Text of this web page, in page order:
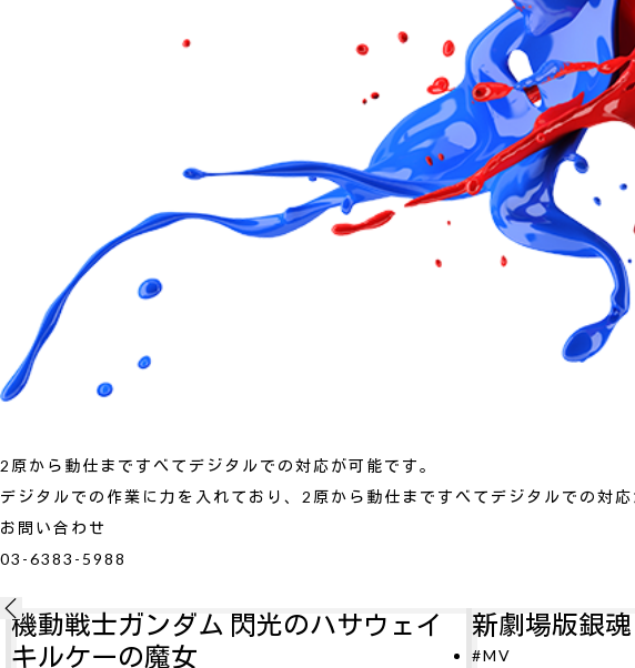
2原から動仕まですべてデジタルでの対応が可能です。
デジタルでの作業に力を入れており、2原から動仕まですべてデジタルでの対応
お問い合わせ
03-6383-5988
新劇場版銀魂 吉原大炎上
#MV
パリに咲